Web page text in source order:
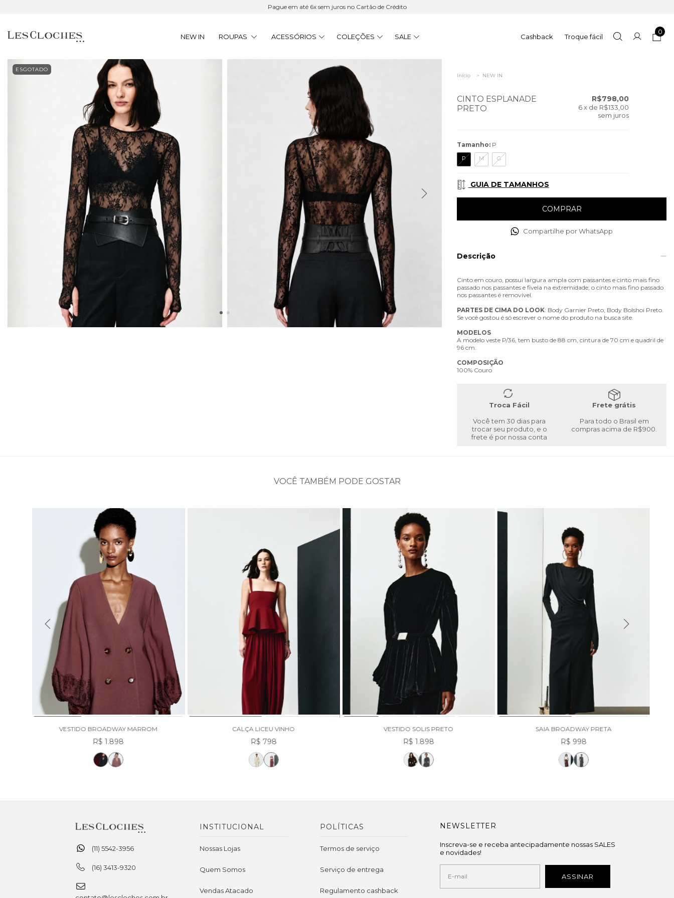
Pague em até 6x sem juros no Cartão de Crédito
NEW IN ROUPAS ACESSÓRIOS COLEÇÕES SALE Cashback Troque fácil
0
ESGOTADO
Início
> NEW IN
CINTO ESPLANADE
PRETO
R$798,00
6 x de R$133,00
sem juros
Tamanho: P
P M G
GUIA DE TAMANHOS
Compartilhe por WhatsApp
Descrição
Cinto em couro, possui largura ampla com passantes e cinto mais fino
passado nos passantes e fivela na extremidade; o cinto mais fino passado
nos passantes é removível.
PARTES DE CIMA DO LOOK: Body Garnier Preto, Body Bolshoi Preto.
Se você gostou é só escrever o nome do produto na busca site.
MODELOS
A modelo veste P/36, tem busto de 88 cm, cintura de 70 cm e quadril de
96 cm.
COMPOSIÇÃO
100% Couro
Troca Fácil
Você tem 30 dias para
trocar seu produto, e o
frete é por nossa conta
Frete grátis
Para todo o Brasil em
compras acima de R$900.
VOCÊ TAMBÉM PODE GOSTAR
VESTIDO BROADWAY MARROM
R$ 1.898
CALÇA LICEU VINHO
R$ 798
VESTIDO SOLIS PRETO
R$ 1.898
SAIA BROADWAY PRETA
R$ 998
(11) 5542-3956
(16) 3413-9320
INSTITUCIONAL
Nossas Lojas
Quem Somos
Vendas Atacado
POLÍTICAS
Termos de serviço
Serviço de entrega
Regulamento cashback
NEWSLETTER
Inscreva-se e receba antecipadamente nossas SALES
e novidades!